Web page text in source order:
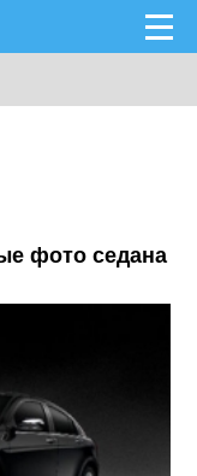
фото седана